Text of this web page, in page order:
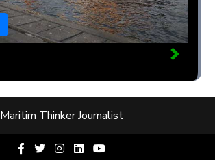
Maritim Thinker Journalist